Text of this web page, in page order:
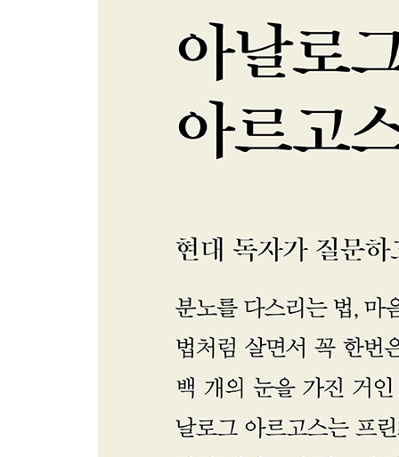
2. 감정적 고통으로부터의 자유
3. 비굴함으로부터의 자유
4. 방해받지 않고 승인할 자유
5. 원하는 것을 알기
6. 의지의 자유
7. 인상의 올바른 사용